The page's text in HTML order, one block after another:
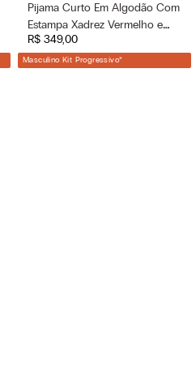
Pijama Curto Em Algodão Com
Estampa Xadrez Vermelho e
Azul - Azul
R$ 349,00
Masculino Kit Progressivo*